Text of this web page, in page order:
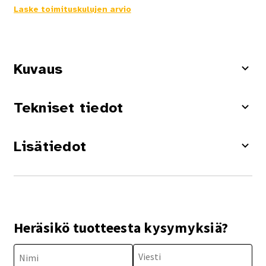
Laske toimituskulujen arvio
Kuvaus
Tekniset tiedot
Lisätiedot
Heräsikö tuotteesta kysymyksiä?